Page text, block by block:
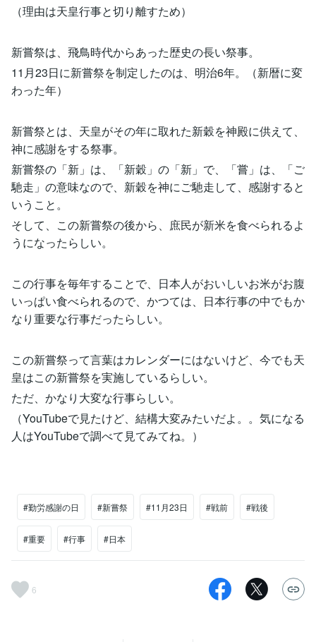
（理由は天皇行事と切り離すため）
新嘗祭は、飛鳥時代からあった歴史の長い祭事。
11月23日に新嘗祭を制定したのは、明治6年。（新暦に変
わった年）
新嘗祭とは、天皇がその年に取れた新穀を神殿に供えて、
神に感謝をする祭事。
新嘗祭の「新」は、「新穀」の「新」で、「嘗」は、「ご
馳走」の意味なので、新穀を神にご馳走して、感謝すると
いうこと。
そして、この新嘗祭の後から、庶民が新米を食べられるよ
うになったらしい。
この行事を毎年することで、日本人がおいしいお米がお腹
いっぱい食べられるので、かつては、日本行事の中でもか
なり重要な行事だったらしい。
この新嘗祭って言葉はカレンダーにはないけど、今でも天
皇はこの新嘗祭を実施しているらしい。
ただ、かなり大変な行事らしい。
（YouTubeで見たけど、結構大変みたいだよ。。気になる
人はYouTubeで調べて見てみてね。）
#勤労感謝の日 #新嘗祭 #11月23日 #戦前 #戦後
#重要 #行事 #日本
6